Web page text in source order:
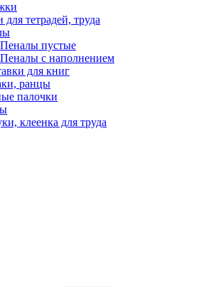
тетрадей, труда
Пеналы пустые
Пеналы с наполнением
для книг
ранцы
палочки
клеенка для труда